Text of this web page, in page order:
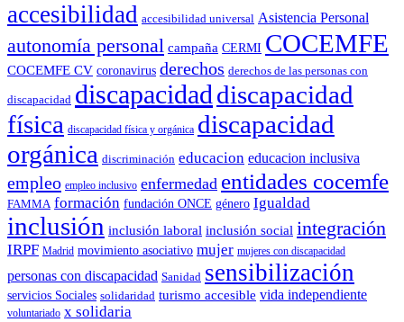
accesibilidad accesibilidad universal Asistencia Personal
autonomía personal campaña CERMI COCEMFE
COCEMFE CV coronavirus derechos derechos de las personas con
discapacidad discapacidad discapacidad
física discapacidad física y orgánica discapacidad
orgánica discriminación educacion educacion inclusiva
empleo empleo inclusivo enfermedad entidades cocemfe
FAMMA formación fundación ONCE género Igualdad
inclusión inclusión laboral inclusión social integración
IRPF Madrid movimiento asociativo mujer mujeres con discapacidad
personas con discapacidad Sanidad sensibilización
servicios Sociales solidaridad turismo accesible vida independiente
voluntariado x solidaria